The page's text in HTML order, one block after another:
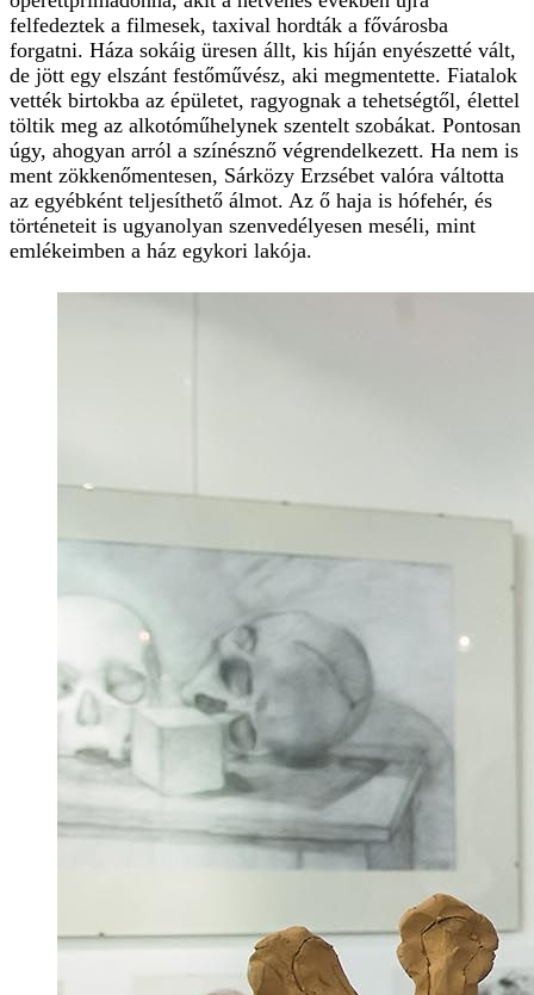
felfedeztek a filmesek, taxival hordták a fővárosba
forgatni. Háza sokáig üresen állt, kis híján enyészetté vált,
de jött egy elszánt festőművész, aki megmentette. Fiatalok
vették birtokba az épületet, ragyognak a tehetségtől, élettel
töltik meg az alkotóműhelynek szentelt szobákat. Pontosan
úgy, ahogyan arról a színésznő végrendelkezett. Ha nem is
ment zökkenőmentesen, Sárközy Erzsébet valóra váltotta
az egyébként teljesíthető álmot. Az ő haja is hófehér, és
történeteit is ugyanolyan szenvedélyesen meséli, mint
emlékeimben a ház egykori lakója.